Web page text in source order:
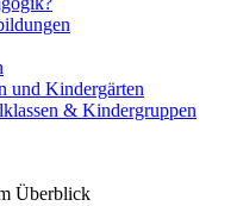
und Kindergärten
& Kindergruppen
Überblick